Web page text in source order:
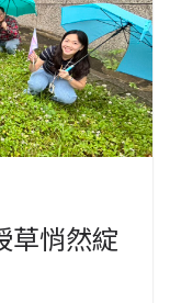
草悄然綻